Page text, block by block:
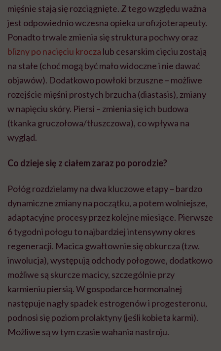
mięśnie stają się rozciągnięte. Z tego względu ważna
jest odpowiednio wczesna opieka urofizjoterapeuty.
Ponadto trwale zmienia się struktura pochwy oraz
blizny po nacięciu krocza lub cesarskim cięciu zostają
na stałe (choć mogą być mało widoczne i nie dawać
objawów). Dodatkowo powłoki brzuszne – możliwe
rozejście mięśni prostych brzucha (diastasis), zmiany
w napięciu skóry. Piersi – zmienia się ich budowa
(tkanka gruczołowa/tłuszczowa), co wpływa na
wygląd.
Co dzieje się z ciałem zaraz po porodzie?
Połóg rozdzielamy na dwa kluczowe etapy – bardzo
dynamiczne zmiany na początku, a potem wolniejsze,
adaptacyjne procesy przez kolejne miesiące. Pierwsze
6 tygodni połogu to najbardziej intensywny okres
regeneracji. Macica gwałtownie się obkurcza (tzw.
inwolucja), występują odchody połogowe, dodatkowo
możliwe są skurcze macicy, szczególnie przy
karmieniu piersią. W gospodarce hormonalnej
następuje nagły spadek estrogenów i progesteronu,
podnosi się poziom prolaktyny (jeśli kobieta karmi).
Możliwe są w tym czasie wahania nastroju.